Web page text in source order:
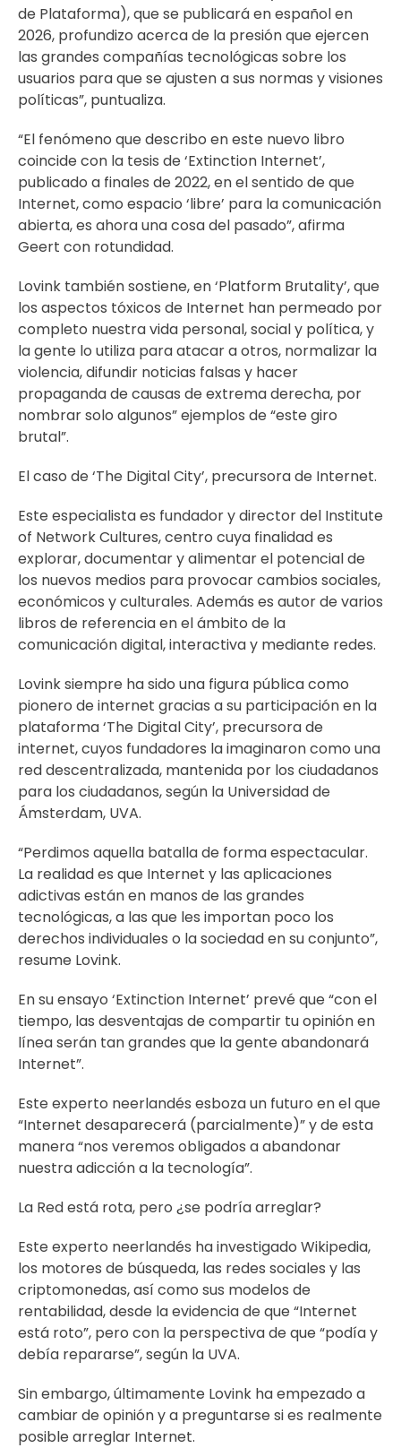
de Plataforma), que se publicará en español en
2026, profundizo acerca de la presión que ejercen
las grandes compañías tecnológicas sobre los
usuarios para que se ajusten a sus normas y visiones
políticas”, puntualiza.
“El fenómeno que describo en este nuevo libro
coincide con la tesis de ‘Extinction Internet’,
publicado a finales de 2022, en el sentido de que
Internet, como espacio ‘libre’ para la comunicación
abierta, es ahora una cosa del pasado”, afirma
Geert con rotundidad.
Lovink también sostiene, en ‘Platform Brutality’, que
los aspectos tóxicos de Internet han permeado por
completo nuestra vida personal, social y política, y
la gente lo utiliza para atacar a otros, normalizar la
violencia, difundir noticias falsas y hacer
propaganda de causas de extrema derecha, por
nombrar solo algunos” ejemplos de “este giro
brutal”.
El caso de ‘The Digital City’, precursora de Internet.
Este especialista es fundador y director del Institute
of Network Cultures, centro cuya finalidad es
explorar, documentar y alimentar el potencial de
los nuevos medios para provocar cambios sociales,
económicos y culturales. Además es autor de varios
libros de referencia en el ámbito de la
comunicación digital, interactiva y mediante redes.
Lovink siempre ha sido una figura pública como
pionero de internet gracias a su participación en la
plataforma ‘The Digital City’, precursora de
internet, cuyos fundadores la imaginaron como una
red descentralizada, mantenida por los ciudadanos
para los ciudadanos, según la Universidad de
Ámsterdam, UVA.
“Perdimos aquella batalla de forma espectacular.
La realidad es que Internet y las aplicaciones
adictivas están en manos de las grandes
tecnológicas, a las que les importan poco los
derechos individuales o la sociedad en su conjunto”,
resume Lovink.
En su ensayo ‘Extinction Internet’ prevé que “con el
tiempo, las desventajas de compartir tu opinión en
línea serán tan grandes que la gente abandonará
Internet”.
Este experto neerlandés esboza un futuro en el que
“Internet desaparecerá (parcialmente)” y de esta
manera “nos veremos obligados a abandonar
nuestra adicción a la tecnología”.
La Red está rota, pero ¿se podría arreglar?
Este experto neerlandés ha investigado Wikipedia,
los motores de búsqueda, las redes sociales y las
criptomonedas, así como sus modelos de
rentabilidad, desde la evidencia de que “Internet
está roto”, pero con la perspectiva de que “podía y
debía repararse”, según la UVA.
Sin embargo, últimamente Lovink ha empezado a
cambiar de opinión y a preguntarse si es realmente
posible arreglar Internet.